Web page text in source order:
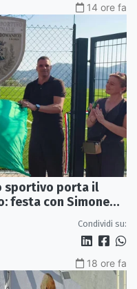
14 ore fa
sportivo porta il
festa con Simone
Condividi su:
18 ore fa